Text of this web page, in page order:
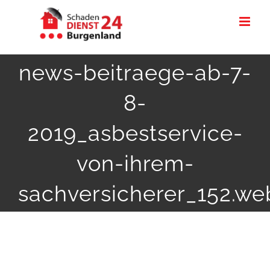
news-beitraege-ab-7-
8-
2019_asbestservice-
von-ihrem-